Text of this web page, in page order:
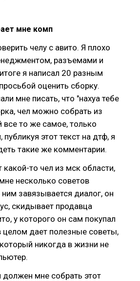
мне комп
челу с авито. Я плохо
разъемами и
я написал 20 разным
оценить сборку.
мне писать, что "нахуа тебе
чел можно собрать из
все то же самое, только
этот текст на дтф, я
такие же комментарии.
какой-то чел из мск области,
несколько советов
завязывается диалог, он
скидывает продавца
у которого он сам покупал
целом дает полезные советы,
никогда в жизни не
мне собрать этот